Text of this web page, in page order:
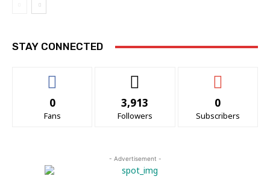
STAY CONNECTED
0
Fans
3,913
Followers
0
Subscribers
- Advertisement -